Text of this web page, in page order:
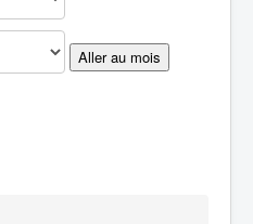
Aller au mois